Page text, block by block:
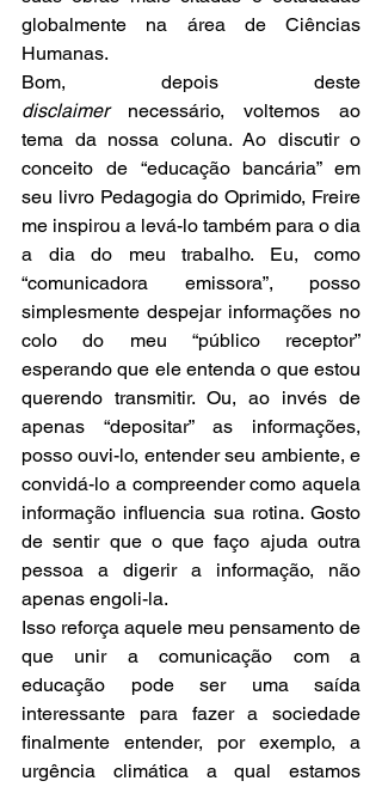
globalmente na área de Ciências
Humanas.
disclaimer necessário, voltemos ao
tema da nossa coluna. Ao discutir o
conceito de “educação bancária” em
seu livro Pedagogia do Oprimido, Freire
me inspirou a levá-lo também para o dia
a dia do meu trabalho. Eu, como
“comunicadora emissora”, posso
simplesmente despejar informações no
colo do meu “público receptor”
esperando que ele entenda o que estou
querendo transmitir. Ou, ao invés de
apenas “depositar” as informações,
posso ouvi-lo, entender seu ambiente, e
convidá-lo a compreender como aquela
informação influencia sua rotina. Gosto
de sentir que o que faço ajuda outra
pessoa a digerir a informação, não
apenas engoli-la.
Isso reforça aquele meu pensamento de
que unir a comunicação com a
educação pode ser uma saída
interessante para fazer a sociedade
finalmente entender, por exemplo, a
urgência climática a qual estamos